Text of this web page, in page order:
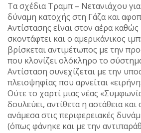
Τα σχέδια Τραμπ – Νετανιάχου
δύναμη κατοχής στη Γάζα και
Αντίστασης είναι στον αέρα
σκοντάφτει και ο αμερικάνικος
βρίσκεται αντιμέτωπος με την
που κλονίζει ολόκληρο το
Αντίσταση συνεχίζεται με την
πλειοψηφίας που αρνείται
Ούτε το χαρτί μιας νέας
δουλεύει, αντίθετα η αστάθεια
ανάμεσα στις περιφερειακές
(όπως φάνηκε και με την